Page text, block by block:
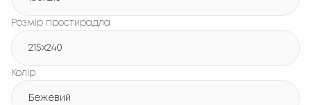
Розмір простирадла
215х240
Колір
Бежевий